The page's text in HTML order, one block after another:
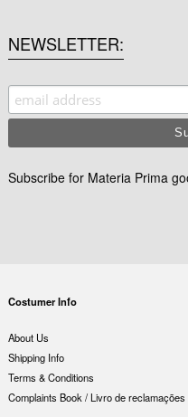
NEWSLETTER
Subscribe for Materia Prima
Costumer Info
About Us
Shipping Info
Terms & Conditions
Complaints Book / Livro de reclamações